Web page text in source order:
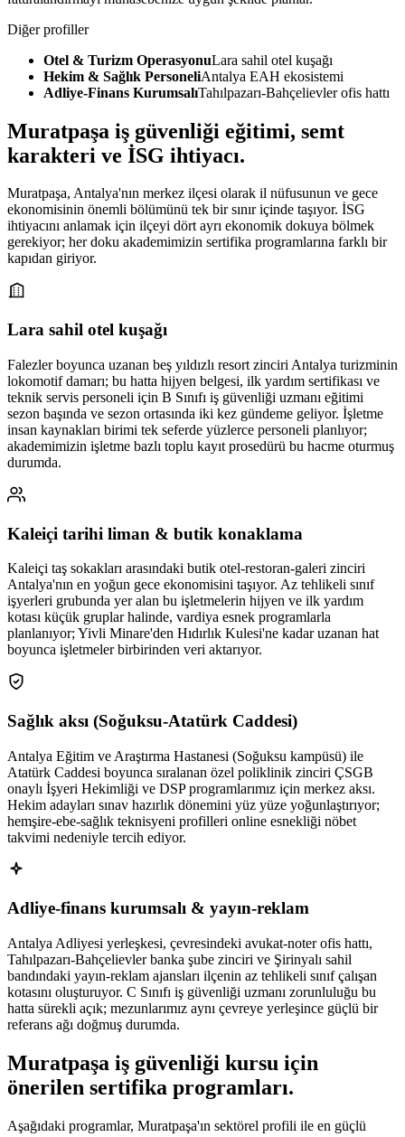
Diğer profiller
Otel & Turizm OperasyonuLara sahil otel kuşağı
Hekim & Sağlık PersoneliAntalya EAH ekosistemi
Adliye-Finans KurumsalıTahılpazarı-Bahçelievler ofis hattı
Muratpaşa iş güvenliği eğitimi, semt
karakteri ve İSG ihtiyacı.
Muratpaşa, Antalya'nın merkez ilçesi olarak il nüfusunun ve gece
ekonomisinin önemli bölümünü tek bir sınır içinde taşıyor. İSG
ihtiyacını anlamak için ilçeyi dört ayrı ekonomik dokuya bölmek
gerekiyor; her doku akademimizin sertifika programlarına farklı bir
kapıdan giriyor.
Lara sahil otel kuşağı
Falezler boyunca uzanan beş yıldızlı resort zinciri Antalya turizminin
lokomotif damarı; bu hatta hijyen belgesi, ilk yardım sertifikası ve
teknik servis personeli için B Sınıfı iş güvenliği uzmanı eğitimi
sezon başında ve sezon ortasında iki kez gündeme geliyor. İşletme
insan kaynakları birimi tek seferde yüzlerce personeli planlıyor;
akademimizin işletme bazlı toplu kayıt prosedürü bu hacme oturmuş
durumda.
Kaleiçi tarihi liman & butik konaklama
Kaleiçi taş sokakları arasındaki butik otel-restoran-galeri zinciri
Antalya'nın en yoğun gece ekonomisini taşıyor. Az tehlikeli sınıf
işyerleri grubunda yer alan bu işletmelerin hijyen ve ilk yardım
kotası küçük gruplar halinde, vardiya esnek programlarla
planlanıyor; Yivli Minare'den Hıdırlık Kulesi'ne kadar uzanan hat
boyunca işletmeler birbirinden veri aktarıyor.
Sağlık aksı (Soğuksu-Atatürk Caddesi)
Antalya Eğitim ve Araştırma Hastanesi (Soğuksu kampüsü) ile
Atatürk Caddesi boyunca sıralanan özel poliklinik zinciri ÇSGB
onaylı İşyeri Hekimliği ve DSP programlarımız için merkez aksı.
Hekim adayları sınav hazırlık dönemini yüz yüze yoğunlaştırıyor;
hemşire-ebe-sağlık teknisyeni profilleri online esnekliği nöbet
takvimi nedeniyle tercih ediyor.
Adliye-finans kurumsalı & yayın-reklam
Antalya Adliyesi yerleşkesi, çevresindeki avukat-noter ofis hattı,
Tahılpazarı-Bahçelievler banka şube zinciri ve Şirinyalı sahil
bandındaki yayın-reklam ajansları ilçenin az tehlikeli sınıf çalışan
kotasını oluşturuyor. C Sınıfı iş güvenliği uzmanı zorunluluğu bu
hatta sürekli açık; mezunlarımız aynı çevreye yerleşince güçlü bir
referans ağı doğmuş durumda.
Muratpaşa iş güvenliği kursu için
önerilen sertifika programları.
Aşağıdaki programlar, Muratpaşa'ın sektörel profili ile en güçlü